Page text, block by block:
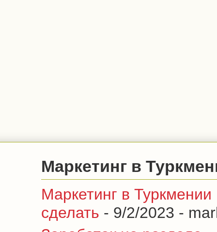
Маркетинг в
Маркетинг в Туркмении
сделать - 9/2/2023 -